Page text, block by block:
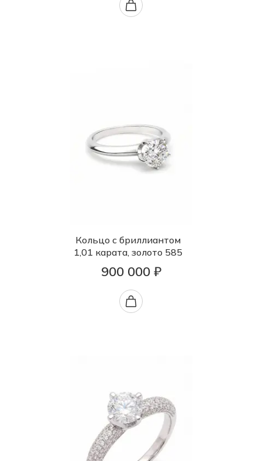
Кольцо с бриллиантом
1,01 карата, золото 585
900 000 ₽